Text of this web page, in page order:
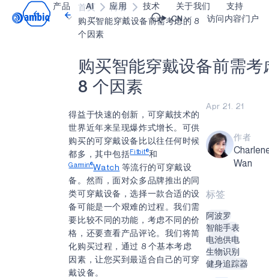
产品 AI 应用
医疗健康
工业边缘
智能家居和楼宇
智能卡
可穿戴设备
游戏
可听戴设备
技术
blueSPOT
graphiqSPOT
secureSPOT
SPOT
turboSPOT
关于我们
博客
让我们共创未来
活动
投资者关系
消息
合作伙伴关系的成功亮点
为何选择 Ambiq
什么是边缘 AI？
支持
内容门户网
在线支持
资源
视频资料库
购买地点
常见问题
CN 访问内容门户
首页
博客
购买智能穿戴设备前需考虑的 8
个因素
购 买智能穿戴设备前需考
8 个 因 素
得益于快速的创新，可穿戴技术的
世界近年来呈现爆炸式增长。可供
购买的可穿戴设备比以往任何时候
都多，其中包括Fitbit®和
Garmin®Watch 等流行的可穿戴设
备。然而，面对众多品牌推出的同
类可穿戴设备，选择一款合适的设
备可能是一个艰难的过程。我们需
要比较不同的功能，考虑不同的价
格，还要查看产品评论。我们将简
化购买过程，通过 8 个基本考虑
因素，让您买到最适合自己的可穿
戴设备。
Apr 21. 21
作者
Wan
标签
阿波罗
智能手表
电池供电
生物识别
健身追踪器
Video title
OK